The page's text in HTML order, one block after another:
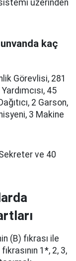
üzerinden
kaç
Görevlisi, 281
45
2 Garson,
3 Makine
ve 40
(B) fıkrası ile
1*, 2, 3,